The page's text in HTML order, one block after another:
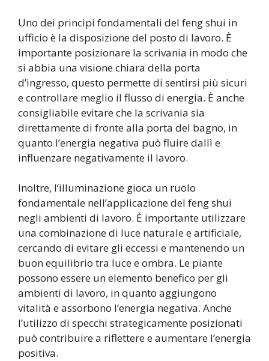
Uno dei principi fondamentali del feng shui in
ufficio è la disposizione del posto di lavoro. È
importante posizionare la scrivania in modo che
si abbia una visione chiara della porta
d’ingresso, questo permette di sentirsi più sicuri
e controllare meglio il flusso di energia. È anche
consigliabile evitare che la scrivania sia
direttamente di fronte alla porta del bagno, in
quanto l’energia negativa può fluire dallì e
influenzare negativamente il lavoro.
Inoltre, l’illuminazione gioca un ruolo
fondamentale nell’applicazione del feng shui
negli ambienti di lavoro. È importante utilizzare
una combinazione di luce naturale e artificiale,
cercando di evitare gli eccessi e mantenendo un
buon equilibrio tra luce e ombra. Le piante
possono essere un elemento benefico per gli
ambienti di lavoro, in quanto aggiungono
vitalità e assorbono l’energia negativa. Anche
l’utilizzo di specchi strategicamente posizionati
può contribuire a riflettere e aumentare l’energia
positiva.